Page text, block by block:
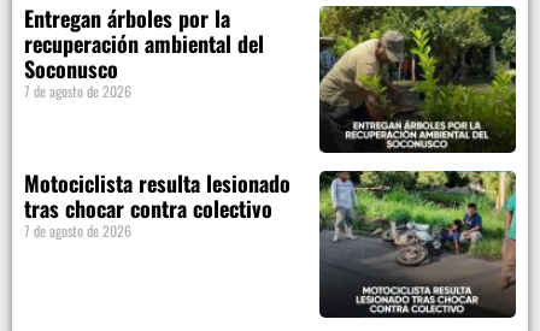
Entregan árboles por la
recuperación ambiental del
Soconusco
7 de agosto de 2026
Motociclista resulta lesionado
tras chocar contra colectivo
7 de agosto de 2026